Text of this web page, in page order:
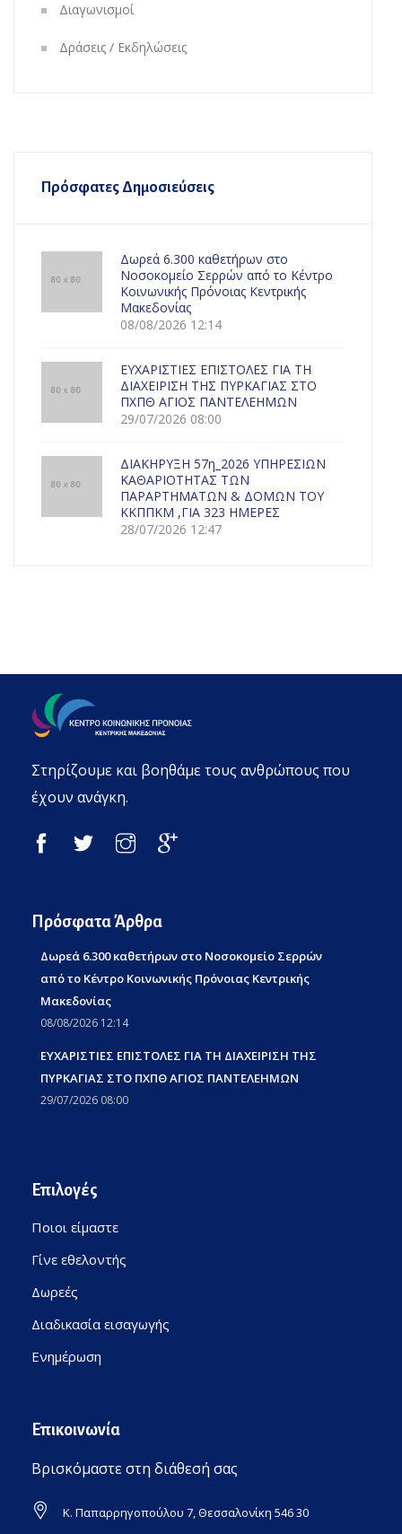
Διαγωνισμοί
Δράσεις / Εκδηλώσεις
Πρόσφατες Δημοσιεύσεις
Δωρεά 6.300 καθετήρων στο
Νοσοκομείο Σερρών από το Κέντρο
Κοινωνικής Πρόνοιας Κεντρικής
Μακεδονίας
08/08/2026 12:14
ΕΥΧΑΡΙΣΤΙΕΣ ΕΠΙΣΤΟΛΕΣ ΓΙΑ ΤΗ
ΔΙΑΧΕΙΡΙΣΗ ΤΗΣ ΠΥΡΚΑΓΙΑΣ ΣΤΟ
ΠΧΠΘ ΑΓΙΟΣ ΠΑΝΤΕΛΕΗΜΩΝ
29/07/2026 08:00
ΔΙΑΚΗΡΥΞΗ 57η_2026 ΥΠΗΡΕΣΙΩΝ
ΚΑΘΑΡΙΟΤΗΤΑΣ ΤΩΝ
ΠΑΡΑΡΤΗΜΑΤΩΝ & ΔΟΜΩΝ ΤΟΥ
ΚΚΠΠΚΜ ,ΓΙΑ 323 ΗΜΕΡΕΣ
28/07/2026 12:47
Στηρίζουμε και βοηθάμε τους ανθρώπους που
έχουν ανάγκη.
Πρόσφατα Άρθρα
Δωρεά 6.300 καθετήρων στο Νοσοκομείο Σερρών
από το Κέντρο Κοινωνικής Πρόνοιας Κεντρικής
Μακεδονίας
08/08/2026 12:14
ΕΥΧΑΡΙΣΤΙΕΣ ΕΠΙΣΤΟΛΕΣ ΓΙΑ ΤΗ ΔΙΑΧΕΙΡΙΣΗ ΤΗΣ
ΠΥΡΚΑΓΙΑΣ ΣΤΟ ΠΧΠΘ ΑΓΙΟΣ ΠΑΝΤΕΛΕΗΜΩΝ
29/07/2026 08:00
Επιλογές
Ποιοι είμαστε
Γίνε εθελοντής
Δωρεές
Διαδικασία εισαγωγής
Ενημέρωση
Επικοινωνία
Βρισκόμαστε στη διάθεσή σας
Κ. Παπαρρηγοπούλου 7, Θεσσαλονίκη 546 30